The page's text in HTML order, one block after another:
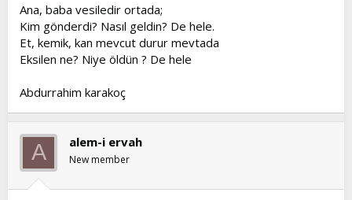
a
n
h
i
Ana, baba vesiledir ortada;
Kim gönderdi? Nasıl geldin? De hele.
Et, kemik, kan mevcut durur mevtada
Eksilen ne? Niye öldün ? De hele
Abdurrahim karakoç
A alem-i ervah
New member